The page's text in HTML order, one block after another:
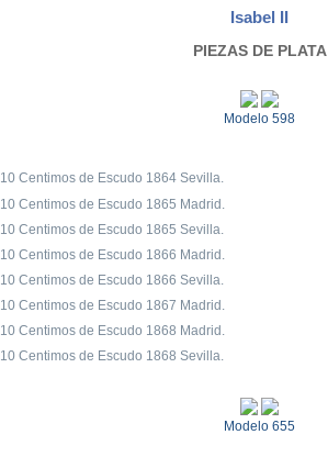
Isabel II
PIEZAS DE PLATA
Modelo 598
10 Centimos de Escudo 1864 Sevilla.
10 Centimos de Escudo 1865 Madrid.
10 Centimos de Escudo 1865 Sevilla.
10 Centimos de Escudo 1866 Madrid.
10 Centimos de Escudo 1866 Sevilla.
10 Centimos de Escudo 1867 Madrid.
10 Centimos de Escudo 1868 Madrid.
10 Centimos de Escudo 1868 Sevilla.
Modelo 655